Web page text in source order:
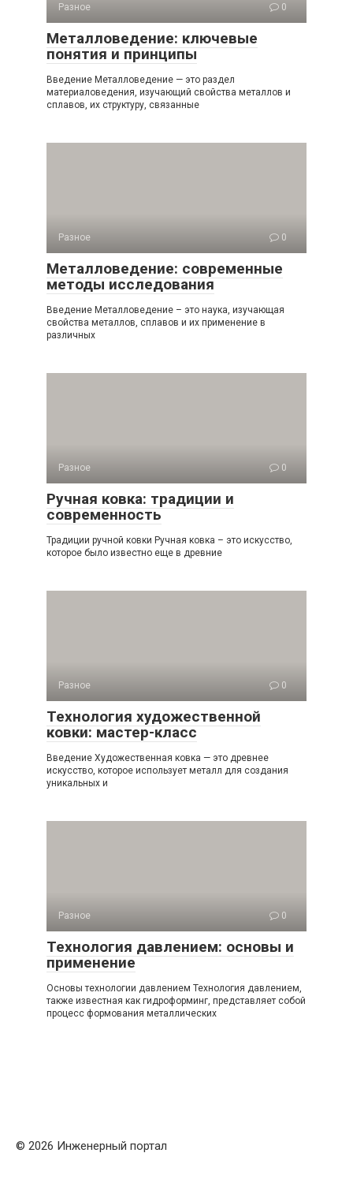
Разное 0
Металловедение: ключевые
понятия и принципы
Введение Металловедение — это раздел
материаловедения, изучающий свойства металлов и
сплавов, их структуру, связанные
Разное 0
Металловедение: современные
методы исследования
Введение Металловедение – это наука, изучающая
свойства металлов, сплавов и их применение в
различных
Разное 0
Ручная ковка: традиции и
современность
Традиции ручной ковки Ручная ковка – это искусство,
которое было известно еще в древние
Разное 0
Технология художественной
ковки: мастер-класс
Введение Художественная ковка — это древнее
искусство, которое использует металл для создания
уникальных и
Разное 0
Технология давлением: основы и
применение
Основы технологии давлением Технология давлением,
также известная как гидроформинг, представляет собой
процесс формования металлических
© 2026 Инженерный портал